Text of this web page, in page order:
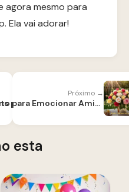
agora mesmo para
Ela vai adorar!
Imagem de Parabéns para Amiga
Próximo →
Texto para Emocionar Amiga no Aniversário
esta